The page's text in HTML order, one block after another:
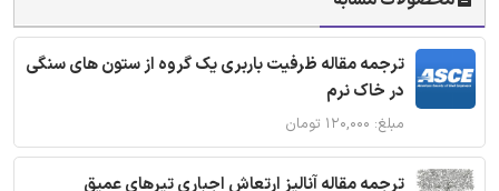
ترجمه مقاله ظرفیت باربری یک گروه از ستون های سنگی
در خاک نرم
مبلغ: ۱۲۰,۰۰۰ تومان
ترجمه مقاله آنالیز ارتعاش اجباری تیرهای عمیق